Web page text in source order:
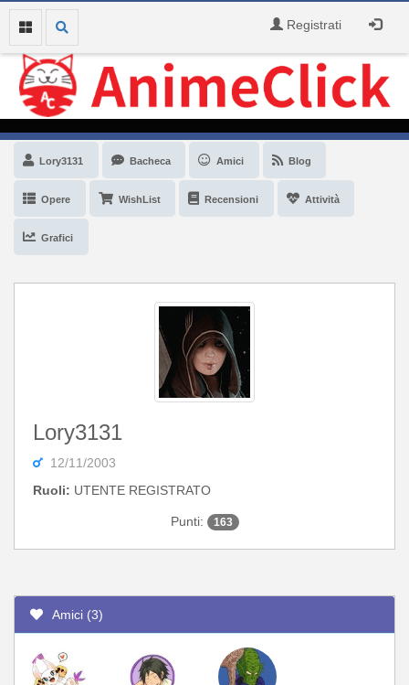
Registrati
Lory3131 Bacheca Amici Blog
Opere WishList Recensioni Attività
Grafici
Lory3131
12/11/2003
Ruoli: UTENTE REGISTRATO
Punti: 163
Amici (3)